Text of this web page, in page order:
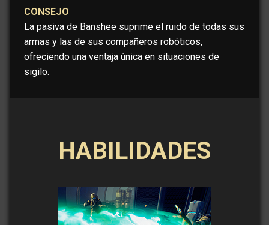
CONSEJO
La pasiva de Banshee suprime el ruido de todas sus
armas y las de sus compañeros robóticos,
ofreciendo una ventaja única en situaciones de
sigilo.
HABILIDADES